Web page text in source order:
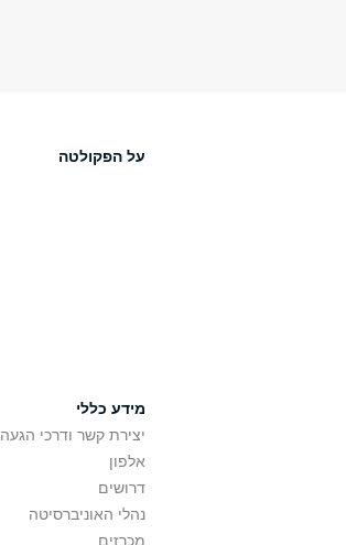
על הפקולטה
מידע כללי
יצירת קשר ודרכי הגעה
אלפון
דרושים
נהלי האוניברסיטה
מכרזים